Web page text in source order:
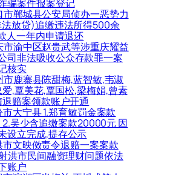
骗案件报案登记
市郸城县公安局侦办一恶势力
放贷)追缴违法所得500余
人一年内申请退还
市渝中区赵贵武等涉重庆耀益
司非法吸收公众存款罪一案
核实
市鹿寨县陈甜梅,蓝智敏,韦淑
,覃美花,覃国松,梁梅娟,曾素
赔案领款账户开通
大宁县 1.郑育敏罚金案款
吴少含追缴案款20000元 因
设立完成,提存公示
市文映傚责令退赔一案案款
洪市民间融资理财问题依法
账户